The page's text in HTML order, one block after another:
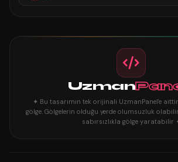
Uzman
✦ Bu tasarımın tek orijinali UzmanPanel'e
gölge. Gölgelerin olduğu yerde olumsuzluk
sabırsızlıkla gölge yaratabilir